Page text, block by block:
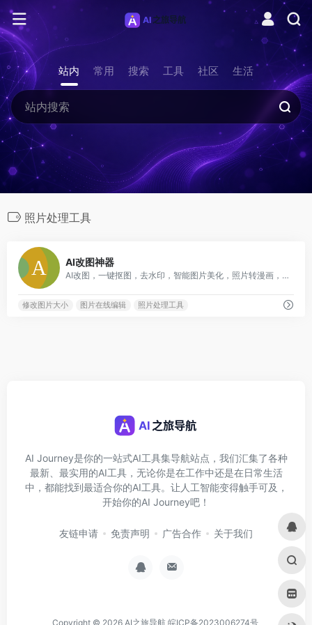
站内 常用 搜索 工具 社区 生活
照片处理工具
AI改图神器
AI改图，一键抠图，去水印，智能图片美化，照片转漫画，照片变活转视频，图片无损放大，一键背景虚化，位图智能转矢量图
修改图片大小 图片在线编辑 照片处理工具
AI Journey是你的一站式AI工具集导航站点，我们汇集了各种
最新、最实用的AI工具，无论你是在工作中还是在日常生活
中，都能找到最适合你的AI工具。让人工智能变得触手可及，
开始你的AI Journey吧！
友链申请 免责声明 广告合作 关于我们
Copyright © 2026 AI之旅导航 皖ICP备2023006274号